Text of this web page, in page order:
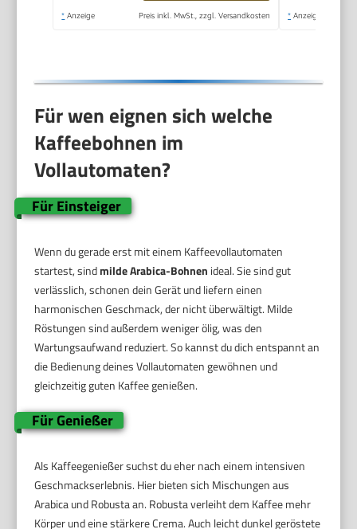
großes Touchdisplay,
* Anzeige Preis inkl. MwSt., zzgl. Versandkosten * Anzeige
Für wen eignen sich welche
Kaffeebohnen im
Vollautomaten?
Für Einsteiger
Wenn du gerade erst mit einem Kaffeevollautomaten
startest, sindmilde Arabica-Bohnen ideal. Sie sind gut
verlässlich, schonen dein Gerät und liefern einen
harmonischen Geschmack, der nicht überwältigt. Milde
Röstungen sind außerdem weniger ölig, was den
Wartungsaufwand reduziert. So kannst du dich entspannt an
die Bedienung deines Vollautomaten gewöhnen und
gleichzeitig guten Kaffee genießen.
Für Genießer
Als Kaffeegenießer suchst du eher nach einem intensiven
Geschmackserlebnis. Hier bieten sich Mischungen aus
Arabica und Robusta an. Robusta verleiht dem Kaffee mehr
Körper und eine stärkere Crema. Auch leicht dunkel geröstete